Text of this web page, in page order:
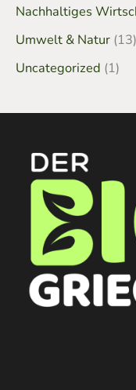
Nachhaltiges
Umwelt & Natur (13)
Uncategorized (1)